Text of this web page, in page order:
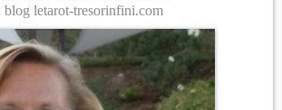
blog letarot-tresorinfini.com